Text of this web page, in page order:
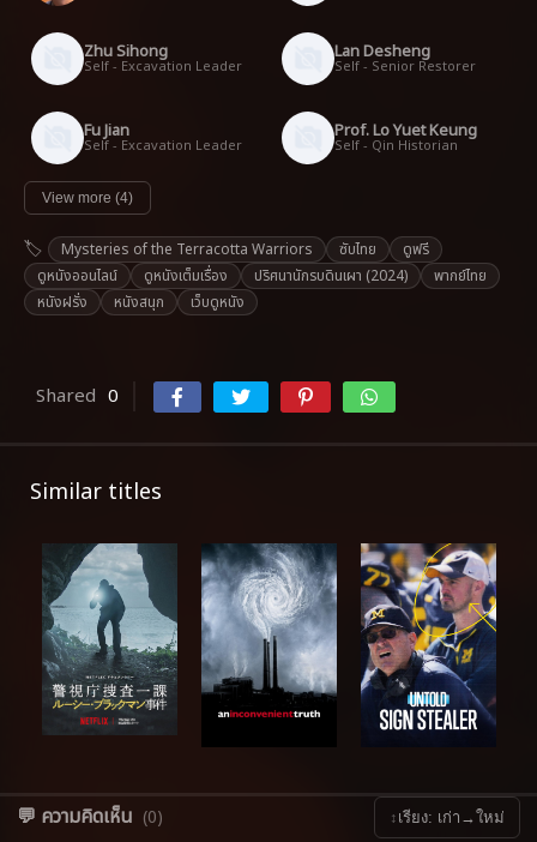
Zhu Sihong
Self - Excavation Leader
Lan Desheng
Self - Senior Restorer
Fu Jian
Self - Excavation Leader
Prof. Lo Yuet Keung
Self - Qin Historian
View more (4)
Mysteries of the Terracotta Warriors ซับไทย
ดูฟรี
ดูหนังออนไลน์
ดูหนังเต็มเรื่อง ปริศนานักรบดินเผา (2024)
พากย์ไทย
หนังฝรั่ง
หนังสนุก เว็บดูหนัง
Shared 0
Similar titles
💬 ความคิดเห็น (0) ↕ เรียง: เก่า→ใหม่